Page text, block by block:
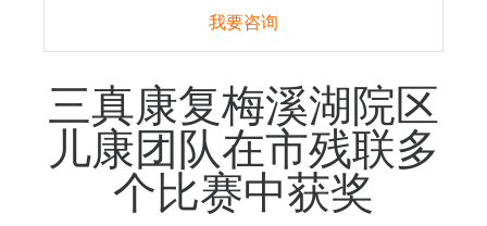
我要咨询
三真康复梅溪湖院区
儿康团队在市残联多
个比赛中获奖